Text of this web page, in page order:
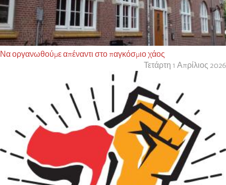
Να οργανωθούμε απέναντι στο παγκόσμιο χάος
Τετάρτη 1 Απρίλιος 2026